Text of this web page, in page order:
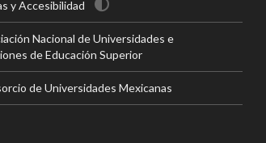
y Accesibilidad
Nacional de Universidades e
de Educación Superior
de Universidades Mexicanas